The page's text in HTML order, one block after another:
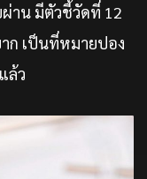
าน มีตัวชี้วัดที่ 12
ก เป็นที่หมายปอง
ล้ว